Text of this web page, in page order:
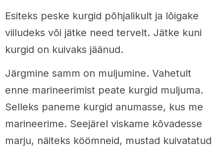
Esiteks peske kurgid põhjalikult ja lõigake
viiludeks või jätke need tervelt. Jätke kuni
kurgid on kuivaks jäänud.
Järgmine samm on muljumine. Vahetult
enne marineerimist peate kurgid muljuma.
Selleks paneme kurgid anumasse, kus me
marineerime. Seejärel viskame kõvadesse
marju, näiteks köömneid, mustad kuivatatud